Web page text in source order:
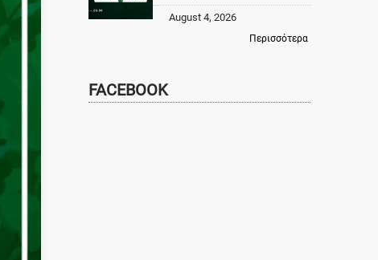
August 4, 2026
Περισσότερα
FACEBOOK